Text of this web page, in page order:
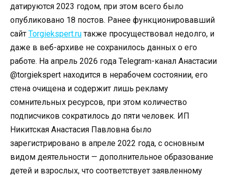
датируются 2023 годом, при этом всего было
опубликовано 18 постов. Ранее функционировавший
сайт Torgiekspert.ru также просуществовал недолго, и
даже в веб-архиве не сохранилось данных о его
работе. На апрель 2026 года Telegram-канал Анастасии
@torgiekspert находится в нерабочем состоянии, его
стена очищена и содержит лишь рекламу
сомнительных ресурсов, при этом количество
подписчиков сократилось до пяти человек. ИП
Никитская Анастасия Павловна было
зарегистрировано в апреле 2022 года, с основным
видом деятельности — дополнительное образование
детей и взрослых, что соответствует заявленному